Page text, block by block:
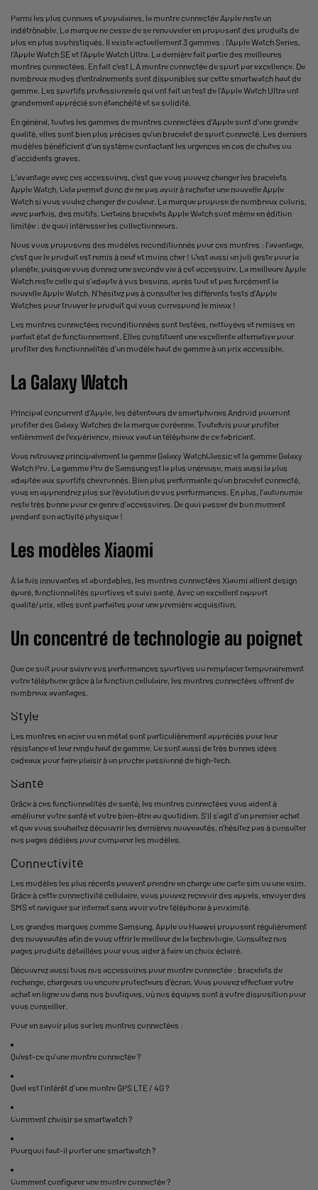
Parmi les plus connues et populaires, la montre connectée Apple reste un
indétrônable. La marque ne cesse de se renouveler en proposant des produits de
plus en plus sophistiqués. Il existe actuellement 3 gammes : l’Apple Watch Series
l’Apple Watch SE et l’Apple Watch Ultra. La dernière fait partie des meilleures
montres connectées . En fait c’est LA montre connectée de sport par excellence. De
nombreux modes d’entraînements sont disponibles sur cette smartwatch haut de
gamme. Les sportifs professionnels qui ont fait un test de l’Apple Watch Ultra ont
grandement apprécié son étanchéité et sa solidité.
En général, toutes les gammes de montres connectées d’Apple sont d’une grande
qualité, elles sont bien plus précises qu’un bracelet de sport connecté. Les derniers
modèles bénéficient d’un système contactant les urgences en cas de chutes ou
d’accidents graves.
L’avantage avec ces accessoires, c’est que vous pouvez changer les bracelets
Apple Watch . Cela permet donc de ne pas avoir à racheter une nouvelle Apple
Watch si vous voulez changer de couleur. La marque propose de nombreux coloris,
avec parfois, des motifs. Certains bracelets Apple Watch sont même en édition
limitée : de quoi intéresser les collectionneurs.
Nous vous proposons des modèles reconditionnés pour ces montres : l’avantage,
c’est que le produit est remis à neuf et moins cher ! C’est aussi un joli geste pour la
planète, puisque vous donnez une seconde vie à cet accessoire. La meilleure Apple
Watch reste celle qui s'adapte à vos besoins, après tout et pas forcément la
nouvelle Apple Watch . N’hésitez pas à consulter les différents tests d’Apple
Watches pour trouver le produit qui vous correspond le mieux !
Les montres connectées reconditionnées sont testées, nettoyées et remises en
parfait état de fonctionnement. Elles constituent une excellente alternative pour
profiter des fonctionnalités d’un modèle haut de gamme à un prix accessible.
La Galaxy Watch
Principal concurrent d’Apple, les détenteurs de smartphones Android pourront
profiter des Galaxy Watches de la marque coréenne. Toutefois pour profiter
entièrement de l’expérience, mieux vaut un téléphone de ce fabricant.
Vous retrouvez principalement la gamme Galaxy WatchClassic et la gamme Galaxy
Watch Pro. La gamme Pro de Samsung est la plus onéreuse, mais aussi la plus
adaptée aux sportifs chevronnés. Bien plus performante qu’un bracelet connecté
vous en apprendrez plus sur l’évolution de vos performances. En plus, l’autonomie
reste très bonne pour ce genre d'accessoires. De quoi passer de bon moment
pendant son activité physique !
Les modèles Xiaomi
À la fois innovantes et abordables, les montres connectées Xiaomi allient design
épuré, fonctionnalités sportives et suivi santé. Avec un excellent rapport
qualité/prix, elles sont parfaites pour une première acquisition.
Un concentré de technologie au poignet
Que ce soit pour suivre vos performances sportives ou remplacer temporairement
votre téléphone grâce à la fonction cellulaire, les montres connectées offrent de
nombreux avantages.
Style
Les montres en acier ou en métal sont particulièrement appréciés pour leur
résistance et leur rendu haut de gamme. Ce sont aussi de très bonnes idées
cadeaux pour faire plaisir à un proche passionné de high-tech.
Santé
Grâce à ces fonctionnalités de santé, les montres connectées vous aident à
améliorer votre santé et votre bien-être au quotidien. S’il s’agit d’un premier achat
et que vous souhaitez découvrir les dernières nouveautés, n’hésitez pas à consulter
nos pages dédiées pour comparer les modèles.
Connectivité
Les modèles les plus récents peuvent prendre en charge une carte sim ou une esim.
Grâce à cette connectivité cellulaire, vous pouvez recevoir des appels, envoyer des
SMS et naviguer sur internet sans avoir votre téléphone à proximité.
Les grandes marques comme Samsung, Apple ou Huawei proposent régulièrement
des nouveautés afin de vous offrir le meilleur de la technologie. Consultez nos
pages produits détaillées pour vous aider à faire un choix éclairé.
Découvrez aussi tous nos accessoires pour montre connectée : bracelets de
rechange, chargeurs ou encore protecteurs d’écran. Vous pouvez effectuer votre
achat en ligne ou dans nos boutiques, où nos équipes sont à votre disposition pour
vous conseiller.
Pour en savoir plus sur les montres connectées :
Qu'est-ce qu'une montre connectée ?
Quel est l'intérêt d'une montre GPS LTE / 4G ?
Comment choisir sa smartwatch ?
Pourquoi faut-il porter une smartwatch ?
Comment configurer une montre connectée ?